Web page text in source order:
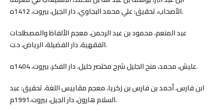
الأصحاب، تحقيق: علي محمد البجاوي، دار الجيل، بيروت، 1412ه.
عبد المنعم، محمود بن عبد الرحمن، معجم الألفاظ والمصطلحات
الفقهية، دار الفضيلة، الرياض، د.ت.
عليش، محمد، منح الجليل شرح مختصر خليل، دار الفكر، بيروت، 1404ه.
ابن فارس، أحمد بن فارس بن زكريا، معجم مقاييس اللغة، تحقيق: عبد
السلام هارون، دار الجيل، بيروت،1991م.